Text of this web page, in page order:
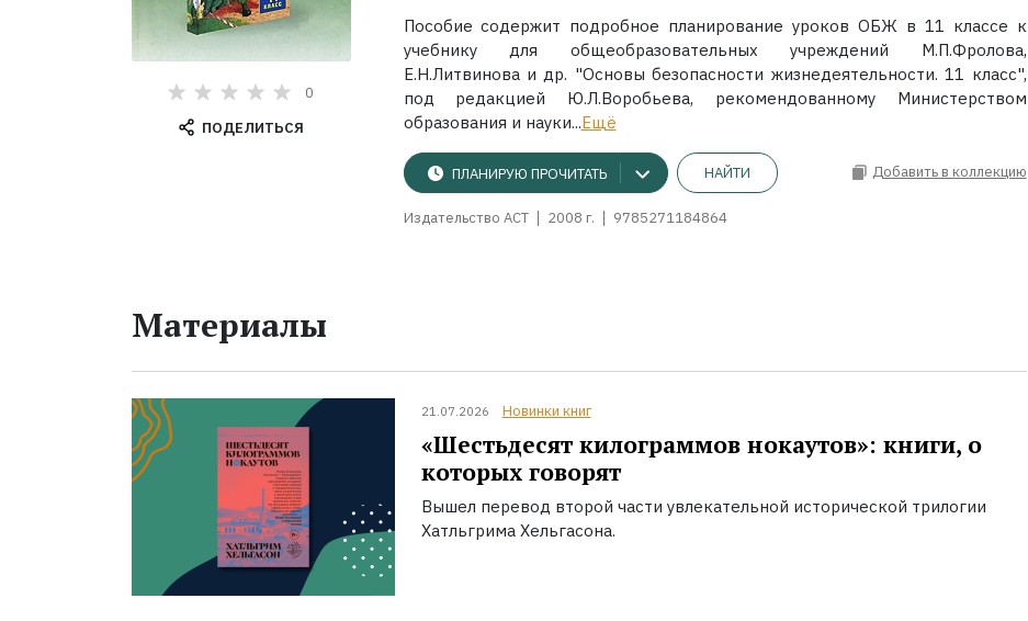
0
ПОДЕЛИТЬСЯ
Пособие содержит подробное планирование уроков ОБЖ в 11 классе к
учебнику для общеобразовательных учреждений М.П.Фролова,
Е.Н.Литвинова и др. "Основы безопасности жизнедеятельности. 11 класс",
под редакцией Ю.Л.Воробьева, рекомендованному Министерством
образования и науки...Ещё
ПЛАНИРУЮ ПРОЧИТАТЬ НАЙТИ Добавить в коллекцию
Издательство АСТ 2008 г. 9785271184864
Материалы
21.07.2026 Новинки книг
«Шестьдесят килограммов нокаутов»: книги, о
которых говорят
Вышел перевод второй части увлекательной исторической трилогии
Хатльгрима Хельгасона.